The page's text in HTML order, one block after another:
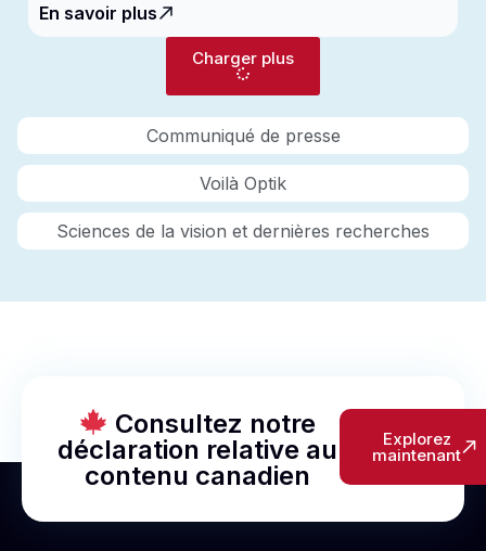
Communiqué de presse
Voilà Optik
Sciences de la vision et dernières recherches
En savoir plus
Charger plus
Consultez notre
déclaration relative au
contenu canadien
Explorez
maintenant